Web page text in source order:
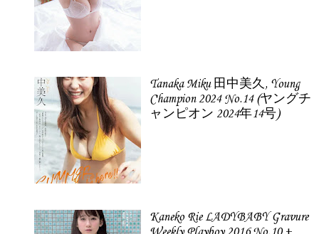
Tanaka Miku 田中美久, Young
Champion 2024 No.14 (ヤングチ
ャンピオン 2024年14号)
Kaneko Rie LADYBABY Gravure